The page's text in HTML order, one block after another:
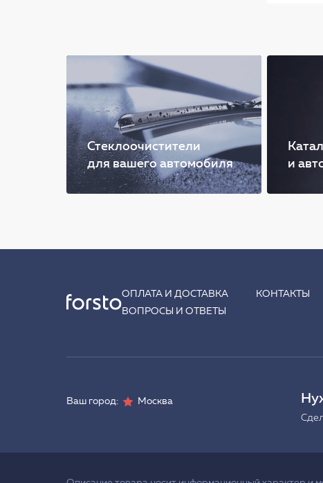
Стеклоочистители
для вашего автомобиля
и
ОПЛАТА И ДОСТАВКА
КОНТАКТЫ
ВОПРОСЫ И ОТВЕТЫ
Ваш город: Москва